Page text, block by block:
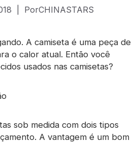
escuro
PorCHINASTARS
A camiseta é uma peça de
o calor atual. Então você
usados ​​nas camisetas?
sob medida com dois tipos
A vantagem é um bom